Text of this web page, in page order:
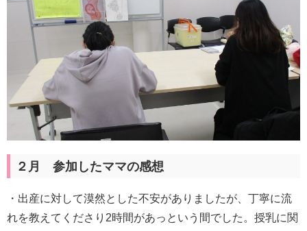
２月 参加したママの感想
・出産に対して漠然とした不安がありましたが、丁寧に流
れを教えてくださり2時間があっという間でした。授乳に関